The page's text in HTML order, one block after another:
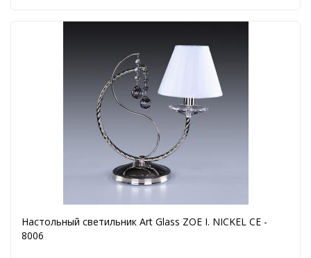
Настольный светильник Art Glass ZOE I. NICKEL CE -
8006